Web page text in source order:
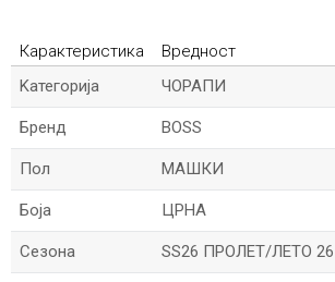
Карактеристика
Вредност
Kатегорија
ЧОРАПИ
Бренд BOSS
Пол МАШКИ
Боја ЦРНА
Сезона SS26 ПРОЛЕТ/ЛЕТО 26